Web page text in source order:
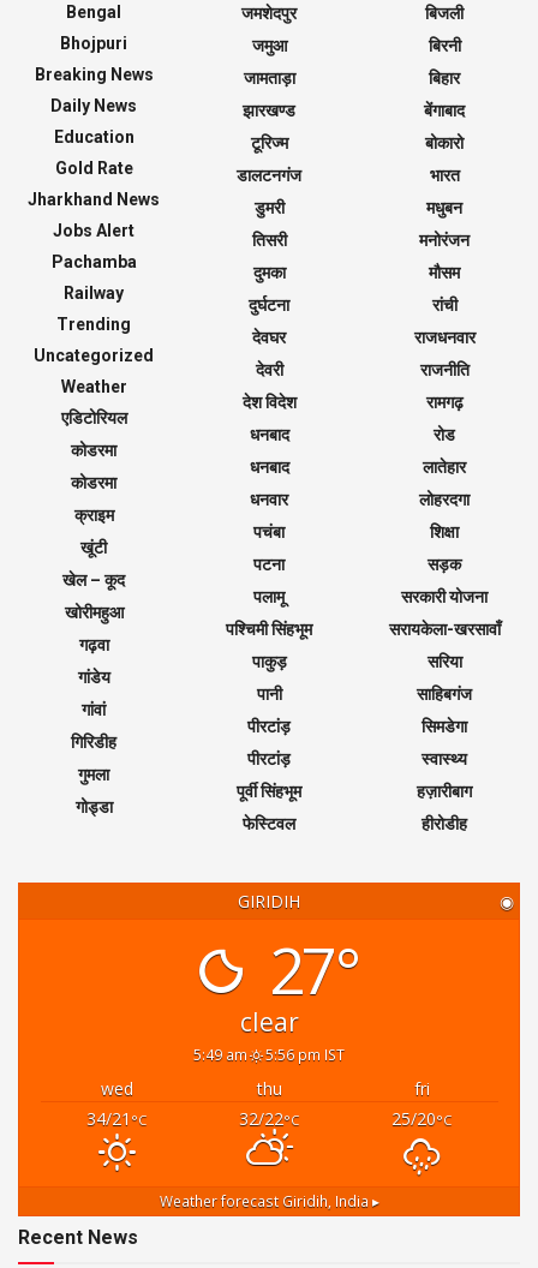
Bengal
Bhojpuri
Breaking News
Daily News
Education
Gold Rate
Jharkhand News
Jobs Alert
Pachamba
Railway
Trending
Uncategorized
Weather
एडिटोरियल
कोडरमा
कोडरमा
क्राइम
खूंटी
खेल – कूद
खोरीमहुआ
गढ़वा
गांडेय
गांवां
गिरिडीह
गुमला
गोड्डा
जमशेदपुर
जमुआ
जामताड़ा
झारखण्ड
टूरिज्म
डालटनगंज
डुमरी
तिसरी
दुमका
दुर्घटना
देवघर
देवरी
देश विदेश
धनबाद
धनबाद
धनवार
पचंबा
पटना
पलामू
पश्चिमी सिंहभूम
पाकुड़
पानी
पीरटांड़
पीरटांड़
पूर्वी सिंहभूम
फेस्टिवल
बिजली
बिरनी
बिहार
बेंगाबाद
बोकारो
भारत
मधुबन
मनोरंजन
मौसम
रांची
राजधनवार
राजनीति
रामगढ़
रोड
लातेहार
लोहरदगा
शिक्षा
सड़क
सरकारी योजना
सरायकेला-खरसावाँ
सरिया
साहिबगंज
सिमडेगा
स्वास्थ्य
हज़ारीबाग
हीरोडीह
GIRIDIH ◉
27°
clear
5:49 am 5:56 pm IST
wed thu
fri
34/21 °C 32/22°C 25/20°C
Weather forecast Giridih, India ▸
Recent News